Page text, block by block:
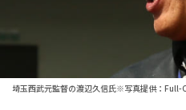
ファーム中地区
選手名鑑トップ
北海道日本ハムファイ
埼玉西武元監督の渡辺久信氏※写真提供：